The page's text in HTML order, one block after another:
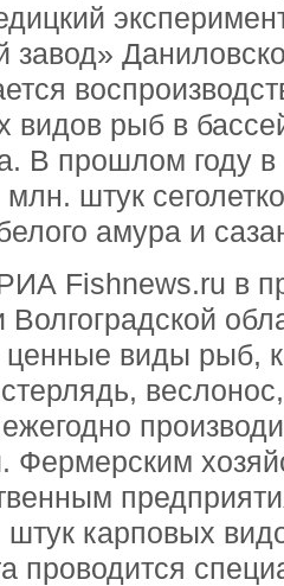
видов рыб в
В прошлом году
штук
амура и
Fishnews.ru в
ценные виды рыб,
стерлядь,
Фермерским
карповых
проводится